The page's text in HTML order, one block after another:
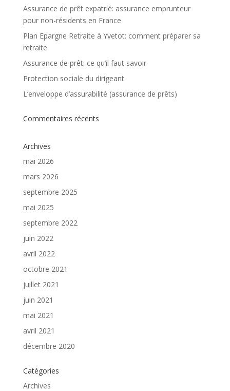
Assurance de prêt expatrié: assurance emprunteur
pour non-résidents en France
Plan Epargne Retraite à Yvetot: comment préparer sa
retraite
Assurance de prêt: ce qu’il faut savoir
Protection sociale du dirigeant
L’enveloppe d’assurabilité (assurance de prêts)
Commentaires récents
Archives
mai 2026
mars 2026
septembre 2025
mai 2025
septembre 2022
juin 2022
avril 2022
octobre 2021
juillet 2021
juin 2021
mai 2021
avril 2021
décembre 2020
Catégories
Archives